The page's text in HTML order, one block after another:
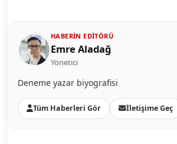
HABERIN EDITÖRÜ
Emre Aladağ
Yönetici
Deneme yazar biyografisi
Tüm Haberleri Gör İletişime Geç